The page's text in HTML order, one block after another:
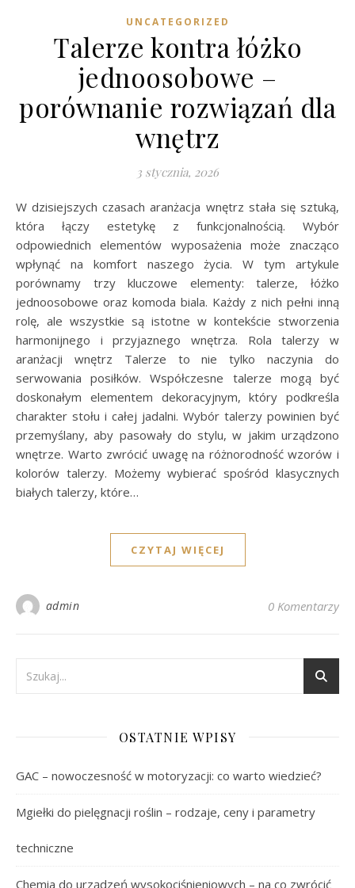
UNCATEGORIZED
Talerze kontra łóżko
jednoosobowe –
porównanie rozwiązań dla
wnętrz
3 stycznia, 2026
W dzisiejszych czasach aranżacja wnętrz stała się sztuką,
która łączy estetykę z funkcjonalnością. Wybór
odpowiednich elementów wyposażenia może znacząco
wpłynąć na komfort naszego życia. W tym artykule
porównamy trzy kluczowe elementy: talerze, łóżko
jednoosobowe oraz komoda biala. Każdy z nich pełni inną
rolę, ale wszystkie są istotne w kontekście stworzenia
harmonijnego i przyjaznego wnętrza. Rola talerzy w
aranżacji wnętrz Talerze to nie tylko naczynia do
serwowania posiłków. Współczesne talerze mogą być
doskonałym elementem dekoracyjnym, który podkreśla
charakter stołu i całej jadalni. Wybór talerzy powinien być
przemyślany, aby pasowały do stylu, w jakim urządzono
wnętrze. Warto zwrócić uwagę na różnorodność wzorów i
kolorów talerzy. Możemy wybierać spośród klasycznych
białych talerzy, które…
CZYTAJ WIĘCEJ
admin 0 Komentarzy
OSTATNIE WPISY
GAC – nowoczesność w motoryzacji: co warto wiedzieć?
Mgiełki do pielęgnacji roślin – rodzaje, ceny i parametry
techniczne
Chemia do urządzeń wysokociśnieniowych – na co zwrócić